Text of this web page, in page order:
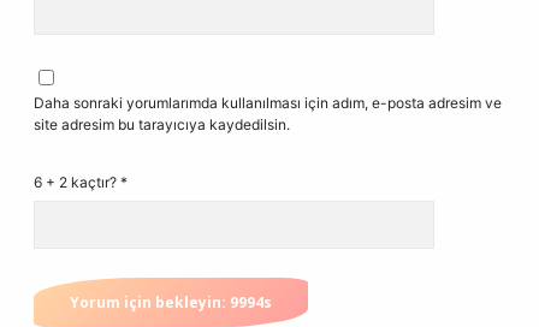
Daha sonraki yorumlarımda kullanılması için adım, e-posta adresim ve
site adresim bu tarayıcıya kaydedilsin.
6 + 2 kaçtır? *